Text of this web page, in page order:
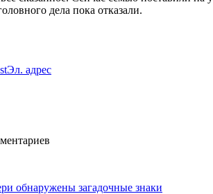
дела пока отказали.
Эл. адрес
обнаружены загадочные знаки